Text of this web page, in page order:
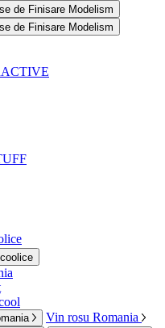
de Finisare Modelism
de Finisare Modelism
Vin rosu Romania